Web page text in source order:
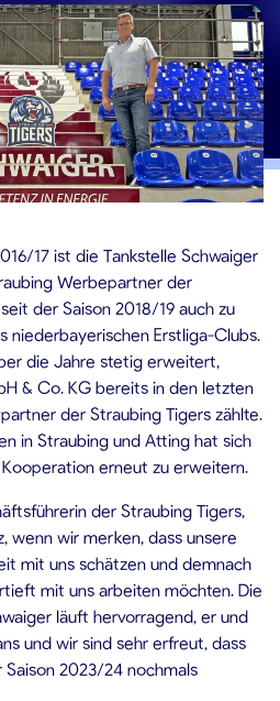
17 ist die Tankstelle Schwaiger
Werbepartner der
der Saison 2018/19 auch zu
niederbayerischen Erstliga-Clubs.
die Jahre stetig erweitert,
& Co. KG bereits in den letzten
der Straubing Tigers zählte.
in Straubing und Atting hat sich
erneut zu erweitern.
der Straubing Tigers,
wenn wir merken, dass unsere
mit uns schätzen und demnach
mit uns arbeiten möchten. Die
läuft hervorragend, er und
und wir sind sehr erfreut, dass
2023/24 nochmals